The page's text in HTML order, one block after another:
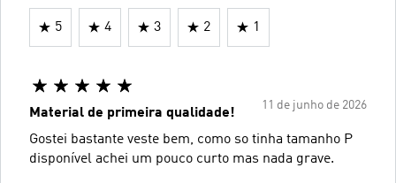
5 4 3 2 1
11 de junho de 2026
Material de primeira qualidade!
Gostei bastante veste bem, como so tinha tamanho P
disponível achei um pouco curto mas nada grave.